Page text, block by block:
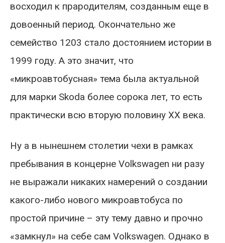
восходил к прародителям, созданным еще в
довоенный период. Окончательно же
семейство 1203 стало достоянием истории в
1999 году. А это значит, что
«микроавтобусная» тема была актуальной
для марки Skoda более сорока лет, то есть
практически всю вторую половину ХХ века.
Ну а в нынешнем столетии чехи в рамках
пребывания в концерне Volkswagen ни разу
не выражали никаких намерений о создании
какого-либо нового микроавтобуса по
простой причине – эту тему давно и прочно
«замкнул» на себе сам Volkswagen. Однако в